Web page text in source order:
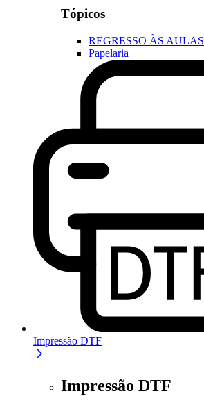
Tópicos
REGRESSO ÀS AULAS
Papelaria
Impressão DTF
Impressão DTF